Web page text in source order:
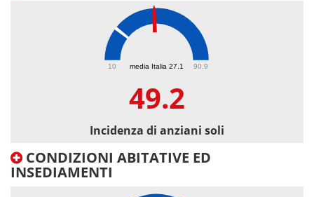
media Italia 27.1
10 90.9
49.2
Incidenza di anziani soli
CONDIZIONI ABITATIVE ED
INSEDIAMENTI